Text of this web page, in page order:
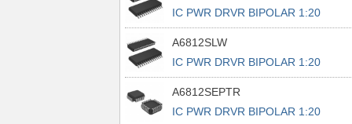
IC PWR DRVR BIPOLAR 1:20
28SOIC
A6812SLW
IC PWR DRVR BIPOLAR 1:20
28SOIC
A6812SEPTR
IC PWR DRVR BIPOLAR 1:20